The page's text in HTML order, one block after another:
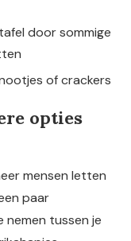
door sommige
of crackers
opties
mensen letten
paar
tussen je